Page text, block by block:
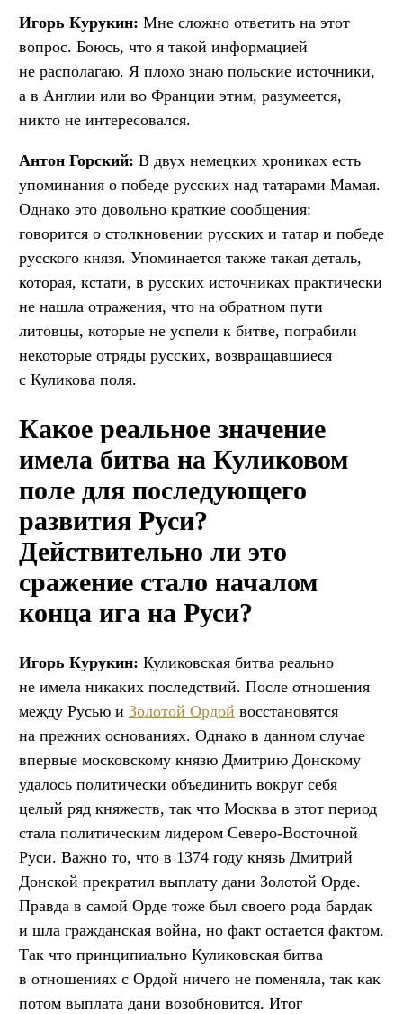
Игорь Курукин: Мне сложно ответить на этот
вопрос. Боюсь, что я такой информацией
не располагаю. Я плохо знаю польские источники,
а в Англии или во Франции этим, разумеется,
никто не интересовался.
Антон Горский: В двух немецких хрониках есть
упоминания о победе русских над татарами Мамая.
Однако это довольно краткие сообщения:
говорится о столкновении русских и татар и победе
русского князя. Упоминается также такая деталь,
которая, кстати, в русских источниках практически
не нашла отражения, что на обратном пути
литовцы, которые не успели к битве, пограбили
некоторые отряды русских, возвращавшиеся
с Куликова поля.
Какое реальное значение
имела битва на Куликовом
поле для последующего
развития Руси?
Действительно ли это
сражение стало началом
конца ига на Руси?
Игорь Курукин: Куликовская битва реально
не имела никаких последствий. После отношения
между Русью и Золотой Ордой восстановятся
на прежних основаниях. Однако в данном случае
впервые московскому князю Дмитрию Донскому
удалось политически объединить вокруг себя
целый ряд княжеств, так что Москва в этот период
стала политическим лидером Северо-Восточной
Руси. Важно то, что в 1374 году князь Дмитрий
Донской прекратил выплату дани Золотой Орде.
Правда в самой Орде тоже был своего рода бардак
и шла гражданская война, но факт остается фактом.
Так что принципиально Куликовская битва
в отношениях с Ордой ничего не поменяла, так как
потом выплата дани возобновится. Итог